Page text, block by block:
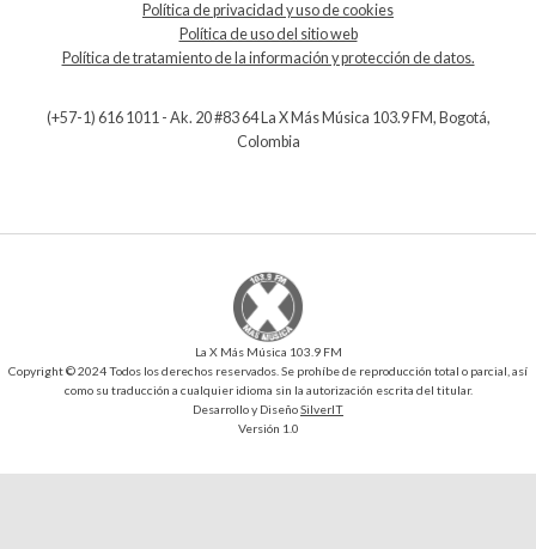
Política de privacidad y uso de cookies
Política de uso del sitio web
Política de tratamiento de la información y protección de datos.
(+57-1) 616 1011 - Ak. 20 #83 64 La X Más Música 103.9 FM, Bogotá,
Colombia
La X Más Música 103.9 FM
Copyright © 2024 Todos los derechos reservados. Se prohíbe de reproducción total o parcial, así
como su traducción a cualquier idioma sin la autorización escrita del titular.
Desarrollo y DiseñoSilverIT
Versión 1.0